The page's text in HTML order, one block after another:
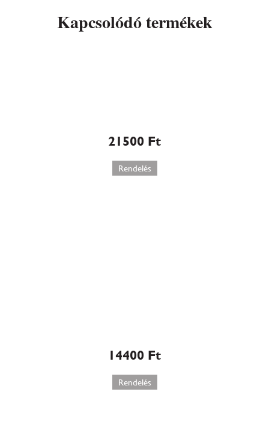
Kapcsolódó termékek
21500 Ft
Rendelés
14400 Ft
Rendelés